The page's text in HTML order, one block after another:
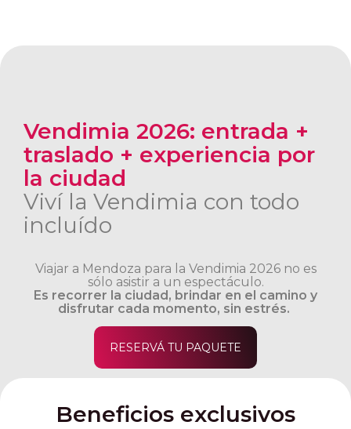
Vendimia 2026: entrada +
traslado + experiencia por
la ciudad
Viví la Vendimia con todo
incluído
Viajar a Mendoza para la Vendimia 2026 no es
sólo asistir a un espectáculo.
Es recorrer la ciudad, brindar en el camino y
disfrutar cada momento, sin estrés.
RESERVÁ TU PAQUETE
Beneficios exclusivos